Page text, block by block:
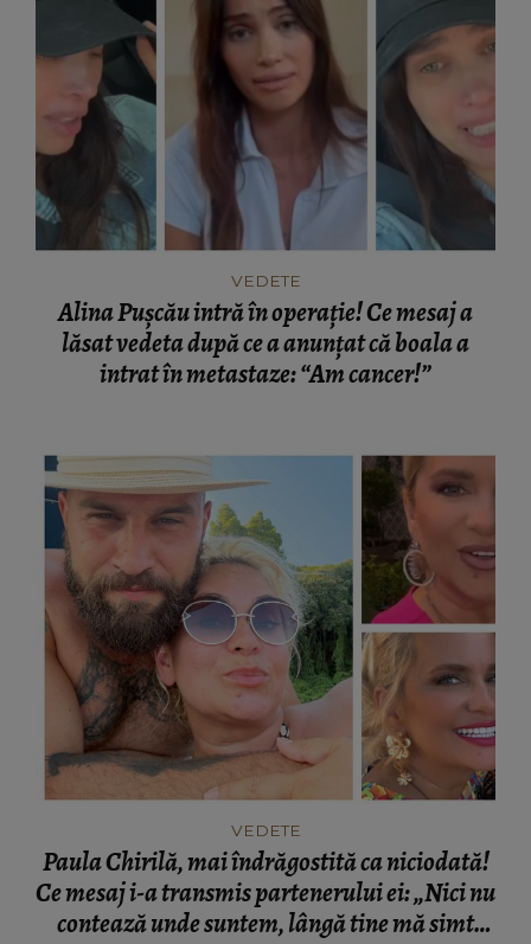
VEDETE
Alina Pușcău intră în operație! Ce mesaj a
lăsat vedeta după ce a anunțat că boala a
intrat în metastaze: “Am cancer!”
VEDETE
Paula Chirilă, mai îndrăgostită ca niciodată!
Ce mesaj i-a transmis partenerului ei: „Nici nu
contează unde suntem, lângă tine mă simt